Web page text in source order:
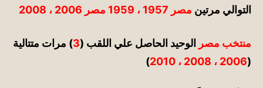
التوالي مرتين مصر 1957 ، 1959 مصر 2006 ، 2008
منتخب مصر الوحيد الحاصل علي اللقب (3) مرات متتالية
(2006 ، 2008 ، 2010 )